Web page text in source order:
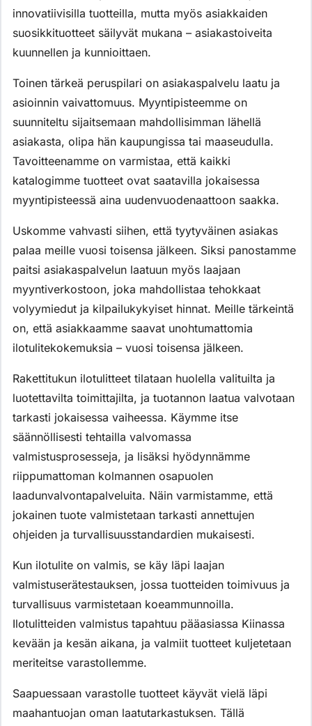
innovatiivisilla tuotteilla, mutta myös asiakkaiden
suosikkituotteet säilyvät mukana – asiakastoiveita
kuunnellen ja kunnioittaen.
Toinen tärkeä peruspilari on asiakaspalvelu laatu ja
asioinnin vaivattomuus. Myyntipisteemme on
suunniteltu sijaitsemaan mahdollisimman lähellä
asiakasta, olipa hän kaupungissa tai maaseudulla.
Tavoitteenamme on varmistaa, että kaikki
katalogimme tuotteet ovat saatavilla jokaisessa
myyntipisteessä aina uudenvuodenaattoon saakka.
Uskomme vahvasti siihen, että tyytyväinen asiakas
palaa meille vuosi toisensa jälkeen. Siksi panostamme
paitsi asiakaspalvelun laatuun myös laajaan
myyntiverkostoon, joka mahdollistaa tehokkaat
volyymiedut ja kilpailukykyiset hinnat. Meille tärkeintä
on, että asiakkaamme saavat unohtumattomia
ilotulitekokemuksia – vuosi toisensa jälkeen.
Rakettitukun ilotulitteet tilataan huolella valituilta ja
luotettavilta toimittajilta, ja tuotannon laatua valvotaan
tarkasti jokaisessa vaiheessa. Käymme itse
säännöllisesti tehtailla valvomassa
valmistusprosesseja, ja lisäksi hyödynnämme
riippumattoman kolmannen osapuolen
laadunvalvontapalveluita. Näin varmistamme, että
jokainen tuote valmistetaan tarkasti annettujen
ohjeiden ja turvallisuusstandardien mukaisesti.
Kun ilotulite on valmis, se käy läpi laajan
valmistuserätestauksen, jossa tuotteiden toimivuus ja
turvallisuus varmistetaan koeammunnoilla.
Ilotulitteiden valmistus tapahtuu pääasiassa Kiinassa
kevään ja kesän aikana, ja valmiit tuotteet kuljetetaan
meriteitse varastollemme.
Saapuessaan varastolle tuotteet käyvät vielä läpi
maahantuojan oman laatutarkastuksen. Tällä